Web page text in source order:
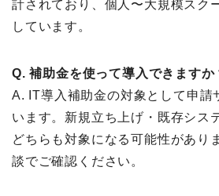
計されており、個人〜大規模スク
しています。
Q. 補助金を使って導入できますか
A. IT導入補助金の対象として申請
います。新規立ち上げ・既存シス
どちらも対象になる可能性があり
談でご確認ください。